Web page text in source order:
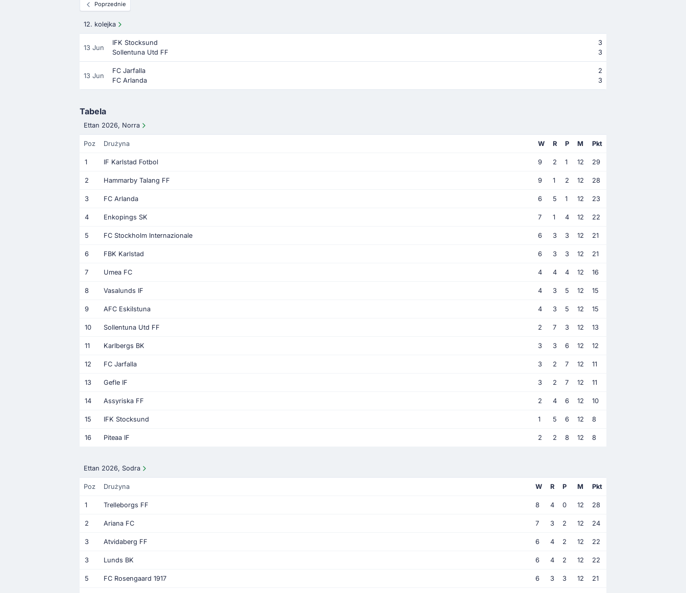
Poprzednie
12. kolejka
13 Jun
IFK Stocksund
3
Sollentuna Utd FF
3
13 Jun
FC Jarfalla
2
FC Arlanda
3
Tabela
Ettan 2026, Norra
Poz Drużyna W R P M Pkt
1 IF Karlstad Fotbol 9 2 1 12 29
2 Hammarby Talang FF 9 1 2 12 28
3 FC Arlanda 6 5 1 12 23
4 Enkopings SK 7 1 4 12 22
5 FC Stockholm Internazionale 6 3 3 12 21
6 FBK Karlstad 6 3 3 12 21
7 Umea FC 4 4 4 12 16
8 Vasalunds IF 4 3 5 12 15
9 AFC Eskilstuna 4 3 5 12 15
10 Sollentuna Utd FF 2 7 3 12 13
11 Karlbergs BK 3 3 6 12 12
12 FC Jarfalla 3 2 7 12 11
13 Gefle IF 3 2 7 12 11
14 Assyriska FF 2 4 6 12 10
15 IFK Stocksund 1 5 6 12 8
16 Piteaa IF 2 2 8 12 8
Ettan 2026, Sodra
Poz Drużyna W R P M Pkt
1 Trelleborgs FF 8 4 0 12 28
2 Ariana FC 7 3 2 12 24
3 Atvidaberg FF 6 4 2 12 22
3 Lunds BK 6 4 2 12 22
5 FC Rosengaard 1917 6 3 3 12 21